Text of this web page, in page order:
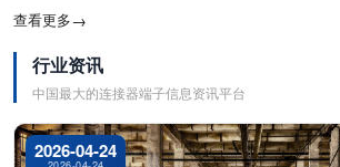
查看更多→
行业资讯
中国最大的连接器端子信息资讯平台
2026-04-24